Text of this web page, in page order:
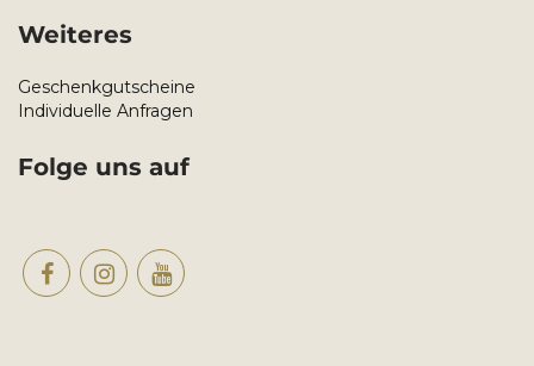
Weiteres
Geschenkgutscheine
Individuelle Anfragen
Folge uns auf